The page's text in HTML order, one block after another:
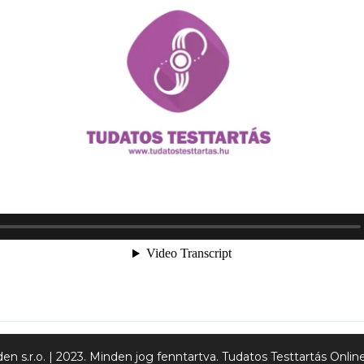
s.r.o. | 2023. Minden jog fenntartva. Tudatos Testtartás